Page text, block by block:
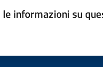
informazioni su